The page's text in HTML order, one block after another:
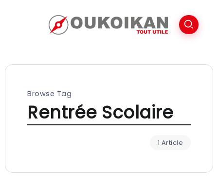
Browse Tag
Rentrée Scolaire
1 Article